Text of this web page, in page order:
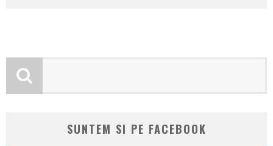
SUNTEM SI PE FACEBOOK